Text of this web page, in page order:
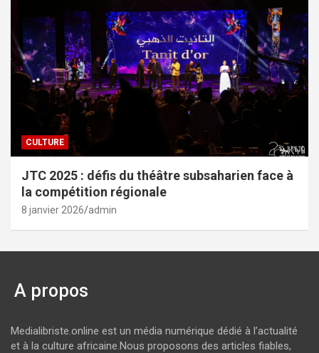
CULTURE
JTC 2025 : défis du théâtre subsaharien face à
la compétition régionale
8 janvier 2026 admin
A propos
Medialibriste.online est un média numérique dédié à l’actualité
et à la culture africaine.Nous proposons des articles fiables,